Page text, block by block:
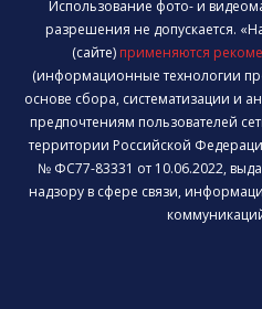
Использование фото- и
разрешения не допускается.
(сайте) применяются
(информационные технологии
основе сбора, систематизации и
предпочтениям пользователей
территории Российской
№ ФС77-83331 от 10.06.2022,
надзору в сфере связи,